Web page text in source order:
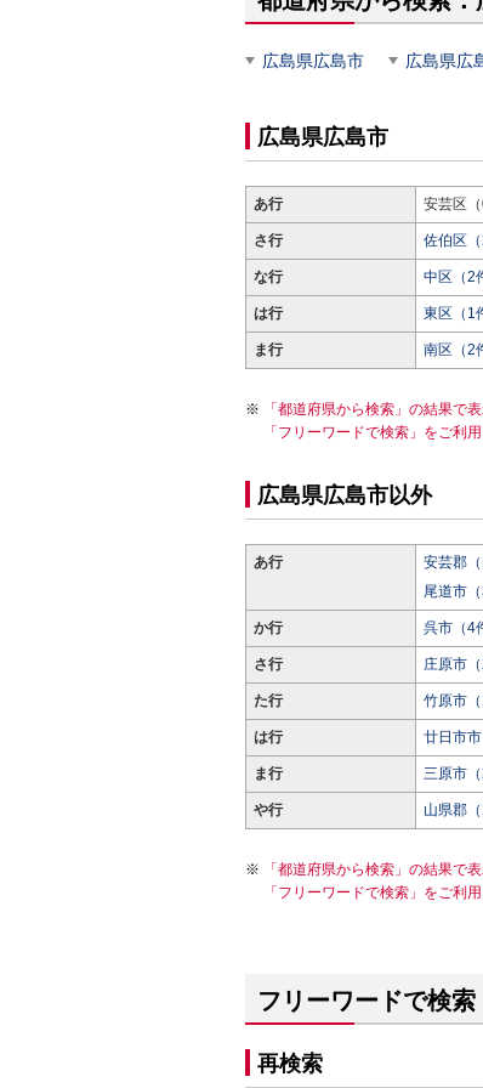
広島県広島市 広島県広
広島県広島市
あ行 安芸区（
さ行 佐伯区（
な行 中区（2
は行 東区（1
ま行 南区（2
「都道府県から検索」の結果で
「フリーワードで検索」をご利用
広島県広島市以外
あ行 安芸郡（
尾道市（
か行 呉市（4
さ行 庄原市（
た行 竹原市（
は行 廿日市市
ま行 三原市（
や行 山県郡（
「都道府県から検索」の結果で
「フリーワードで検索」をご利用
フリーワードで検索
再検索